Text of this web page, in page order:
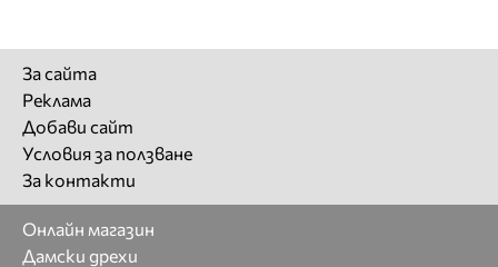
За сайта
Реклама
Добави сайт
Условия за ползване
За контакти
Онлайн магазин
Дамски дрехи